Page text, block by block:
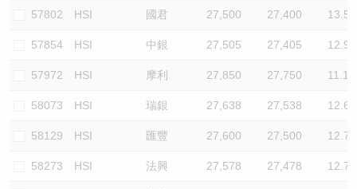
57802 HSI 國君 27,500 27,400 13.5
57854 HSI 中銀 27,505 27,405 12.9
57972 HSI 摩利 27,850 27,750 11.1
58073 HSI 瑞銀 27,638 27,538 12.6
58129 HSI 匯豐 27,600 27,500 12.7
58273 HSI 法興 27,578 27,478 12.7